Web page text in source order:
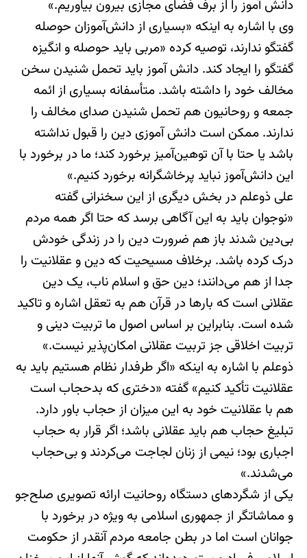
دانش آموز را از برف فضای مجازی بیرون بیاوریم.»
وی با اشاره به اینکه «بسیاری از دانش‌آموزان حوصله
گفتگو ندارند، توصیه کرده «مربی باید حوصله و انگیزه
گفتگو را ایجاد کند. دانش آموز باید تحمل شنیدن سخن
مخالف خود را داشته باشد. متأسفانه بسیاری از ائمه
جمعه و روحانیون هم تحمل شنیدن صدای مخالف را
ندارند. ممکن است دانش آموزی دین را قبول نداشته
باشد یا حتا با آن توهین‌آمیز برخورد کند؛ ما در برخورد با
این دانش‌آموز نباید پرخاشگرانه برخورد کنیم.»
علی ‌ذوعلم در بخش دیگری از این سخنرانی گفته
«نوجوان باید به این آگاهی برسد که حتا اگر همه مردم
بی‌دین شدند باز هم ضرورت دین را در زندگی خودش
درک کرده باشد. برخلاف مسیحیت که دین و عقلانیت را
جدا از هم می‌دانند؛ دین حق و اسلام ناب، یک دین
عقلانی است که بارها در قرآن هم به تعقل اشاره و تاکید
شده است. بنابراین بر اساس اصول ما تربیت دینی و
تربیت اخلاقی جز تربیت عقلانی امکان‌پذیر نیست.»
‌ذوعلم با اشاره به اینکه «اگر طرفدار نظام هستیم باید به
عقلانیت تأکید کنیم» گفته «دختری که بدحجاب است
هم با عقلانیت خود به این میزان از حجاب باور دارد.
تبلیغ حجاب هم باید عقلانی باشد؛ اگر قرار به حجاب
اجباری بود؛ نیمی از زنان لجاجت می‌کردند و بی‌حجاب
می‌شدند.»
یکی از شگردهای دستگاه روحانیت ارائه تصویری صلح‌جو
و مماشاتگر از جمهوری اسلامی به ویژه در برخورد با
جوانان است اما در بطن جامعه مردم آنقدر از حکومت